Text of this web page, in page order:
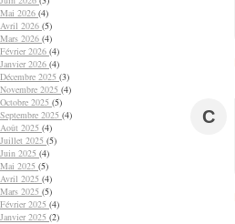
Mai 2026 (4)
Avril 2026 (5)
Mars 2026 (4)
Février 2026 (4)
Janvier 2026 (4)
Décembre 2025 (3)
Novembre 2025 (4)
Octobre 2025 (5)
Septembre 2025 (4)
Août 2025 (4)
Juillet 2025 (5)
Juin 2025 (4)
Mai 2025 (5)
Avril 2025 (4)
Mars 2025 (5)
Février 2025 (4)
Janvier 2025 (2)
C